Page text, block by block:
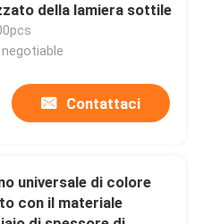
della lamiera sottile
Contattaci
universale di colore
con il materiale